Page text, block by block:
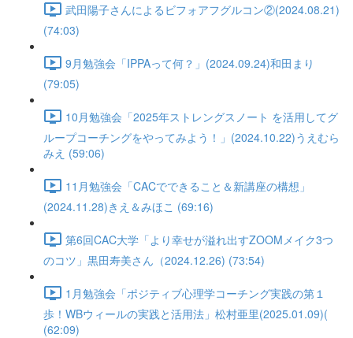
武田陽子さんによるビフォアフグルコン②(2024.08.21)
(74:03)
9月勉強会「IPPAって何？」(2024.09.24)和田まり
(79:05)
10月勉強会「2025年ストレングスノート を活用してグ
ループコーチングをやってみよう！」(2024.10.22)うえむら
みえ (59:06)
11月勉強会「CACでできること＆新講座の構想」
(2024.11.28)きえ＆みほこ (69:16)
第6回CAC大学「より幸せが溢れ出すZOOMメイク3つ
のコツ」黒田寿美さん（2024.12.26) (73:54)
1月勉強会「ポジティブ心理学コーチング実践の第１
歩！WBウィールの実践と活用法」松村亜里(2025.01.09)(
(62:09)